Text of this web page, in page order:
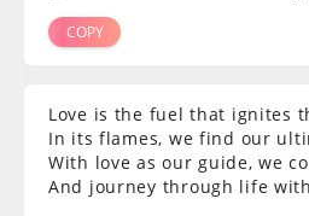
COPY
Love is the fuel that ignites
In its flames, we find our
With love as our guide, we
And journey through life